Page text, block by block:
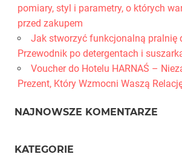
pomiary, styl i parametry, o których
przed zakupem
Jak stworzyć funkcjonalną pralnię
Przewodnik po detergentach i
Voucher do Hotelu HARNAŚ –
Prezent, Który Wzmocni Waszą
NAJNOWSZE KOMENTARZE
KATEGORIE